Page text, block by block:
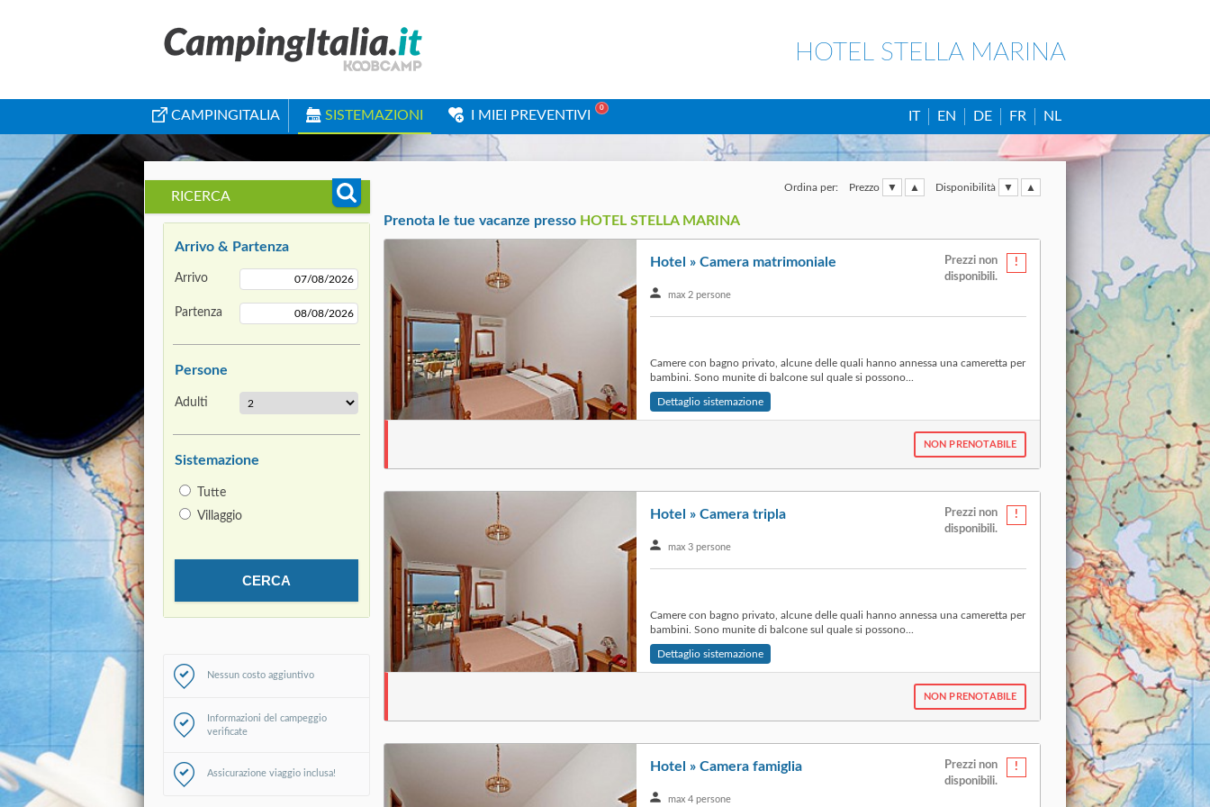
HOTEL STELLA MARINA
CAMPINGITALIA SISTEMAZIONI I MIEI PREVENTIVI 0
IT EN DE FR NL
RICERCA
Arrivo & Partenza
Arrivo
Partenza
Persone
Adulti
Sistemazione
Tutte
Villaggio
Nessun costo aggiuntivo
Informazioni del campeggio
verificate
Assicurazione viaggio inclusa!
Ordina per: Prezzo Disponibilità
Prenota le tue vacanze presso HOTEL STELLA MARINA
Hotel » Camera matrimoniale
max 2 persone
Prezzi non
disponibili.
Camere con bagno privato, alcune delle quali hanno annessa una cameretta per
bambini. Sono munite di balcone sul quale si possono...
Dettaglio sistemazione
NON PRENOTABILE
Hotel » Camera tripla
max 3 persone
Prezzi non
disponibili.
Camere con bagno privato, alcune delle quali hanno annessa una cameretta per
bambini. Sono munite di balcone sul quale si possono...
Dettaglio sistemazione
NON PRENOTABILE
Hotel » Camera famiglia
max 4 persone
Prezzi non
disponibili.